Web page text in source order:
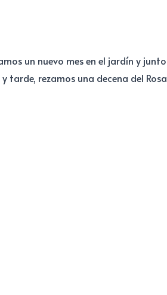
un nuevo mes en el jardín y
tarde, rezamos una decena del